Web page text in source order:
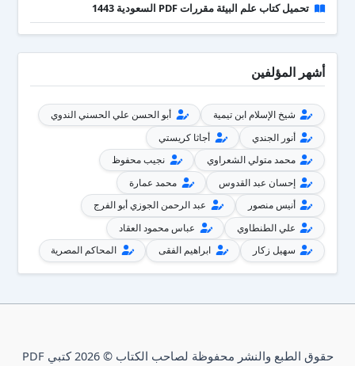
تحميل كتاب علم البيئة مقررات PDF السعودية 1443
أشهر المؤلفين
شيخ الإسلام ابن تيمية
أبو الحسن علي الحسني الندوي
أنور الجندي
أجاثا كريستي
محمد متولي الشعراوي
نجيب محفوظ
إحسان عبد القدوس
محمد عمارة
أنيس منصور
عبد الرحمن الجوزي أبو الفرج
علي الطنطاوي
عباس محمود العقاد
سهيل زكار
ابراهيم الفقى المحاكم المصرية
حقوق الطبع والنشر محفوظة لصاحب الكتاب © 2026 كتبي PDF